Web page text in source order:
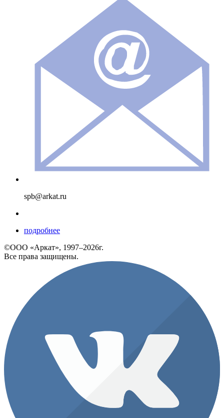
spb@arkat.ru
подробнее
©ООО «Аркат», 1997–2026г.
Все права защищены.